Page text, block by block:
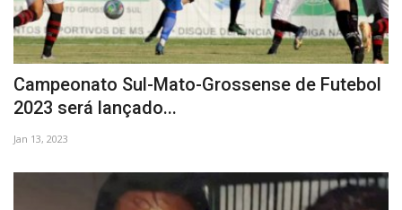
Campeonato Sul-Mato-Grossense de Futebol
2023 será lançado...
Jan 13, 2023